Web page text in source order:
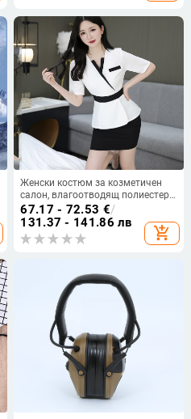
Женски костюм за козметичен
салон, влагоотводящ полиестер,
70% основна материя, лято 2022
67.17 - 72.53 €/
131.37 - 141.86 лв
add_shopping_cart